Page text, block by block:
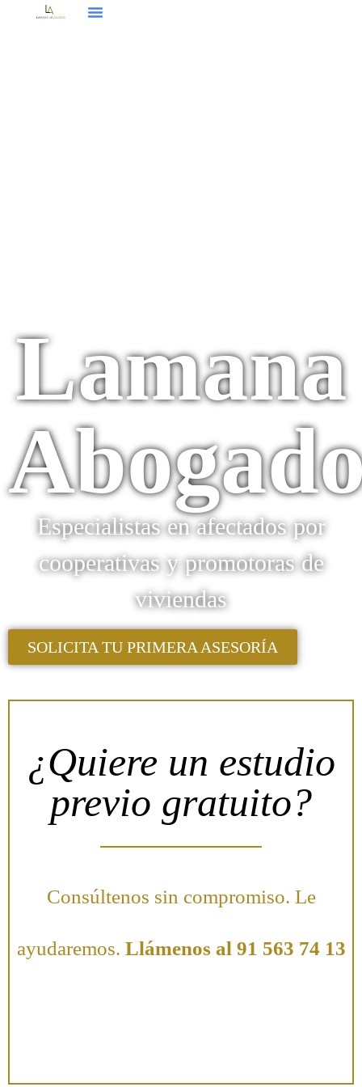
Lamana
Especialistas en afectados por
cooperativas y promotoras de
viviendas
SOLICITA TU PRIMERA ASESORÍA
¿Quiere un estudio
previo gratuito?
Consúltenos sin compromiso. Le
ayudaremos. Llámenos al 91 563 74 13